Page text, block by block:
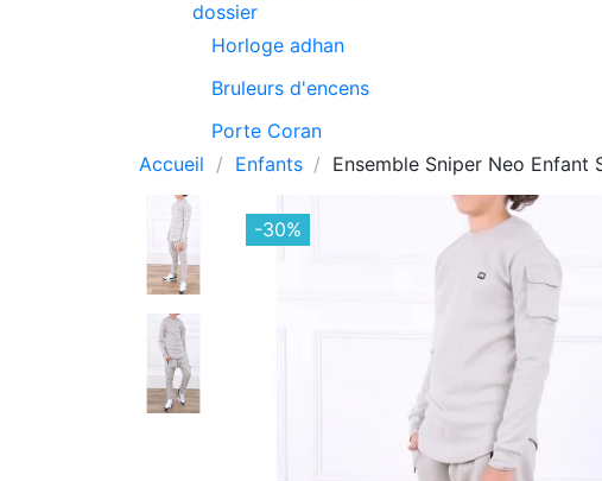
dossier
Horloge adhan
Bruleurs d'encens
Porte Coran
Accueil
Enfants Ensemble Sniper Neo Enfant
-30%